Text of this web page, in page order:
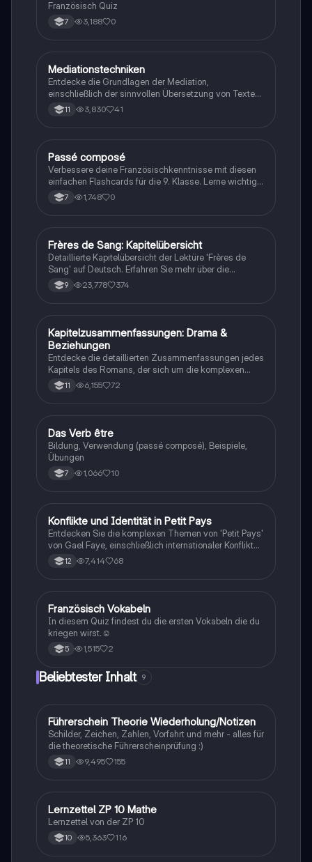
Französisch Quiz
7 3,188 0
Englisch
Mediationstechniken
Entdecke die Grundlagen der Mediation,
einschließlich der sinnvollen Übersetzung von Texten
in verschiedene Formate wie E-Mails und
Konversationen. Lerne, wie du relevante Informationen
Schreiben von E-Mails.
11 3,830 41
PFranzösisch
Passé composé
Verbessere deine Französischkenntnisse mit diesen
einfachen Flashcards für die 9. Klasse. Lerne wichtige
Konzepte spielerisch!
7 1,748 0
Französisch
Frères de Sang: Kapitelübersicht
Detaillierte Kapitelübersicht der Lektüre 'Frères de
Sang' auf Deutsch. Erfahren Sie mehr über die
dramatischen Ereignisse, die Brice und seine Familie
betreffen, sowie die Ermittlungen von Martin zur
vorbereiten oder die Handlung besser verstehen
möchten.
9 23,778 374
Französisch
Kapitelzusammenfassungen: Drama &
Beziehungen
Entdecke die detaillierten Zusammenfassungen jedes
Kapitels des Romans, der sich um die komplexen
Beziehungen und Konflikte zwischen Sacha, Jade,
Léo und Solal dreht. Diese Zusammenfassungen
sozialen Medien und der Jugendliebe erleben. Ideal
für Schüler, die die Handlung und die
Charakterentwicklungen besser verstehen möchten.
11 6,155 72
DFranzösisch
Das Verb être
Bildung, Verwendung (passé composé), Beispiele,
Übungen
7 1,066 10
Französisch
Konflikte und Identität in Petit Pays
Entdecken Sie die komplexen Themen von 'Petit Pays'
von Gael Faye, einschließlich internationaler Konflikte,
politischer Instabilität und persönlicher Identität.
Diese Zusammenfassung beleuchtet die
reflektiert die Auswirkungen auf ihr Leben und ihre
Beziehungen. Ideal für Studierende, die sich mit
Konfliktanalyse und Sicherheitspolitik beschäftigen.
12 7,414 68
FFranzösisch
Französisch Vokabeln
In diesem Quiz findest du die ersten Vokabeln die du
kriegen wirst.☺
5 1,515 2
Beliebtester Inhalt 9
Lerntipps
Führerschein Theorie Wiederholung/Notizen
Schilder, Zeichen, Zahlen, Vorfahrt und mehr - alles für
die theoretische Führerscheinprüfung :)
11 9,495 155
Mathe
Lernzettel ZP 10 Mathe
Lernzettel von der ZP 10
10 5,363 116